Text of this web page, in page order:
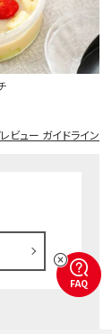
ビュー ガイドライン
FAQ